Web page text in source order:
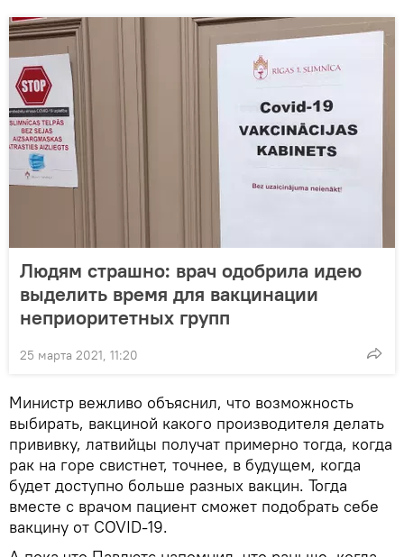
Людям страшно: врач одобрила идею
выделить время для вакцинации
неприоритетных групп
25 марта 2021, 11:20
Министр вежливо объяснил, что возможность
выбирать, вакциной какого производителя делать
прививку, латвийцы получат примерно тогда, когда
рак на горе свистнет, точнее, в будущем, когда
будет доступно больше разных вакцин. Тогда
вместе с врачом пациент сможет подобрать себе
вакцину от COVID-19.